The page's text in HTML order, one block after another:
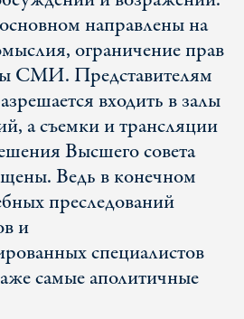
направлены на
ограничение прав
СМИ. Представителям
входить в залы
а съемки и трансляции
Высшего совета
Ведь в конечном
преследований
и
специалистов
самые аполитичные